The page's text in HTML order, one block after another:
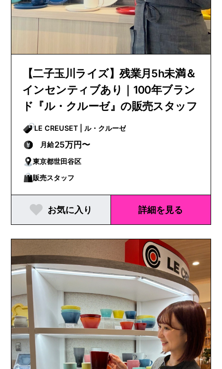
【二子玉川ライズ】残業月5h未満＆
インセンティブあり｜100年ブラン
ド『ル・クルーゼ』の販売スタッフ
LE CREUSET | ル・クルーゼ
月給25万円〜
東京都世田谷区
販売スタッフ
お気に入り 詳細を見る